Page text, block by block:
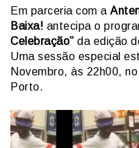
Em parceria com a
Baixa! antecipa o
Celebração” da edição
Uma sessão especial
Novembro, às 22h00,
Porto.